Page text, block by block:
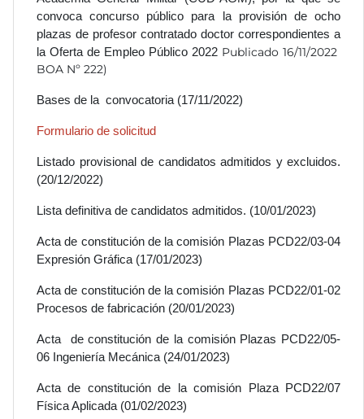
convoca concurso público para la provisión de ocho
plazas de profesor contratado doctor correspondientes a
la Oferta de Empleo Público 2022 Publicado 16/11/2022
BOA Nº 222)
Bases de la convocatoria (17/11/2022)
Formulario de solicitud
Listado provisional de candidatos admitidos y excluidos.
(20/12/2022)
Lista definitiva de candidatos admitidos. (10/01/2023)
Acta de constitución de la comisión Plazas PCD22/03-04
Expresión Gráfica (17/01/2023)
Acta de constitución de la comisión Plazas PCD22/01-02
Procesos de fabricación (20/01/2023)
Acta de constitución de la comisión Plazas PCD22/05-
06 Ingeniería Mecánica (24/01/2023)
Acta de constitución de la comisión Plaza PCD22/07
Física Aplicada (01/02/2023)